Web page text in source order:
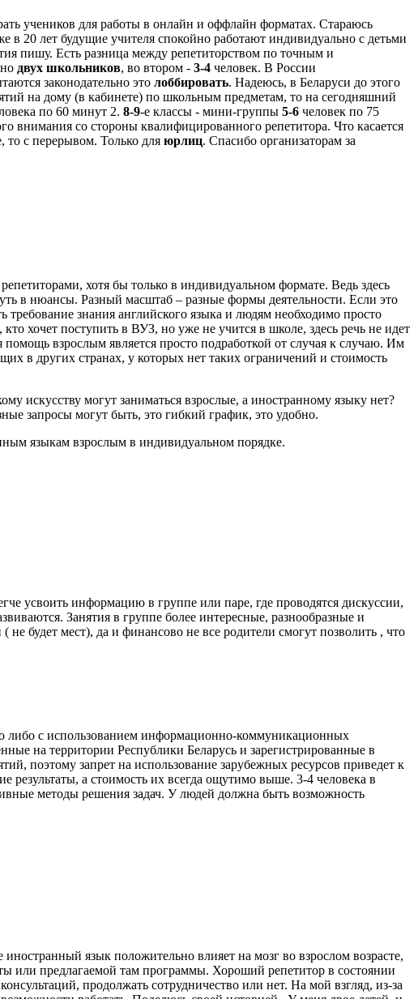
учеников для работы в онлайн и оффлайн форматах. Стараюсь
20 лет будущие учителя спокойно работают индивидуально с детьми
пишу. Есть разница между репетиторством по точным и
двух школьников, во втором - 3-4 человек. В России
законодательно это лоббировать. Надеюсь, в Беларуси до этого
на дому (в кабинете) по школьным предметам, то на сегодняшний
по 60 минут 2. 8-9-е классы - мини-группы 5-6 человек по 75
внимания со стороны квалифицированного репетитора. Что касается
то с перерывом. Только для юрлиц. Спасибо организаторам за
хотя бы только в индивидуальном формате. Ведь здесь
в нюансы. Разный масштаб – разные формы деятельности. Если это
знания английского языка и людям необходимо просто
хочет поступить в ВУЗ, но уже не учится в школе, здесь речь не идет
взрослым является просто подработкой от случая к случаю. Им
в других странах, у которых нет таких ограничений и стоимость
искусству могут заниматься взрослые, а иностранному языку нет?
запросы могут быть, это гибкий график, это удобно.
языкам взрослым в индивидуальном порядке.
усвоить информацию в группе или паре, где проводятся дискуссии,
Занятия в группе более интересные, разнообразные и
будет мест), да и финансово не все родители смогут позволить , что
либо с использованием информационно-коммуникационных
на территории Республики Беларусь и зарегистрированные в
поэтому запрет на использование зарубежных ресурсов приведет к
результаты, а стоимость их всегда ощутимо выше. 3-4 человека в
методы решения задач. У людей должна быть возможность
язык положительно влияет на мозг во взрослом возрасте,
или предлагаемой там программы. Хороший репетитор в состоянии
продолжать сотрудничество или нет. На мой взгляд, из-за